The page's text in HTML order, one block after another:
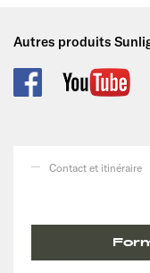
Autres produits
Contact et itinéraire